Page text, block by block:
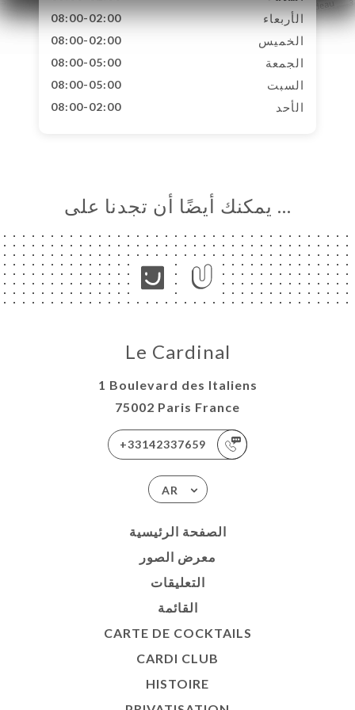
الأربعاء 08:00-02:00
الخميس 08:00-02:00
الجمعة 08:00-05:00
السبت 08:00-05:00
الأحد 08:00-02:00
… يمكنك أيضًا أن تجدنا على
Le Cardinal
1 Boulevard des Italiens
75002 Paris France
+33142337659
AR
الصفحة الرئيسية
معرض الصور
التعليقات
القائمة
CARTE DE COCKTAILS
CARDI CLUB
HISTOIRE